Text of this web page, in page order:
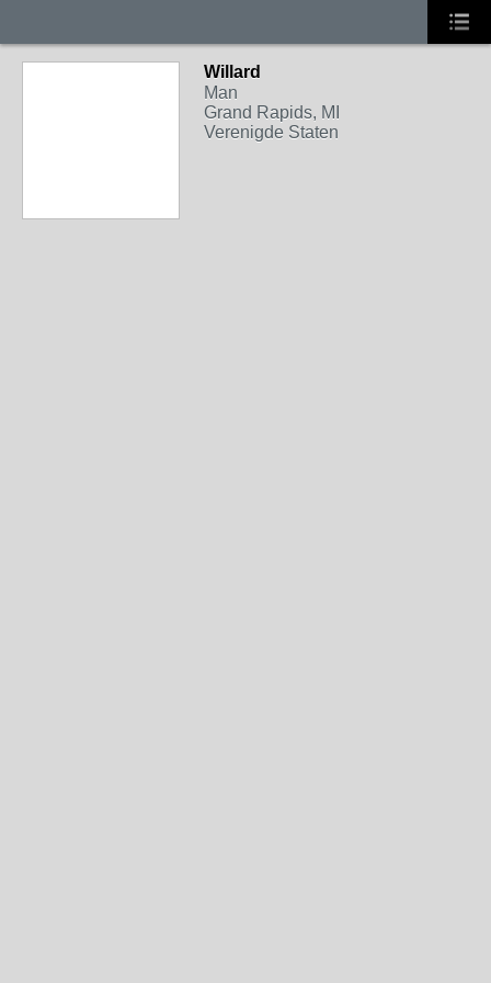
Willard
Man
Grand Rapids, MI
Verenigde Staten